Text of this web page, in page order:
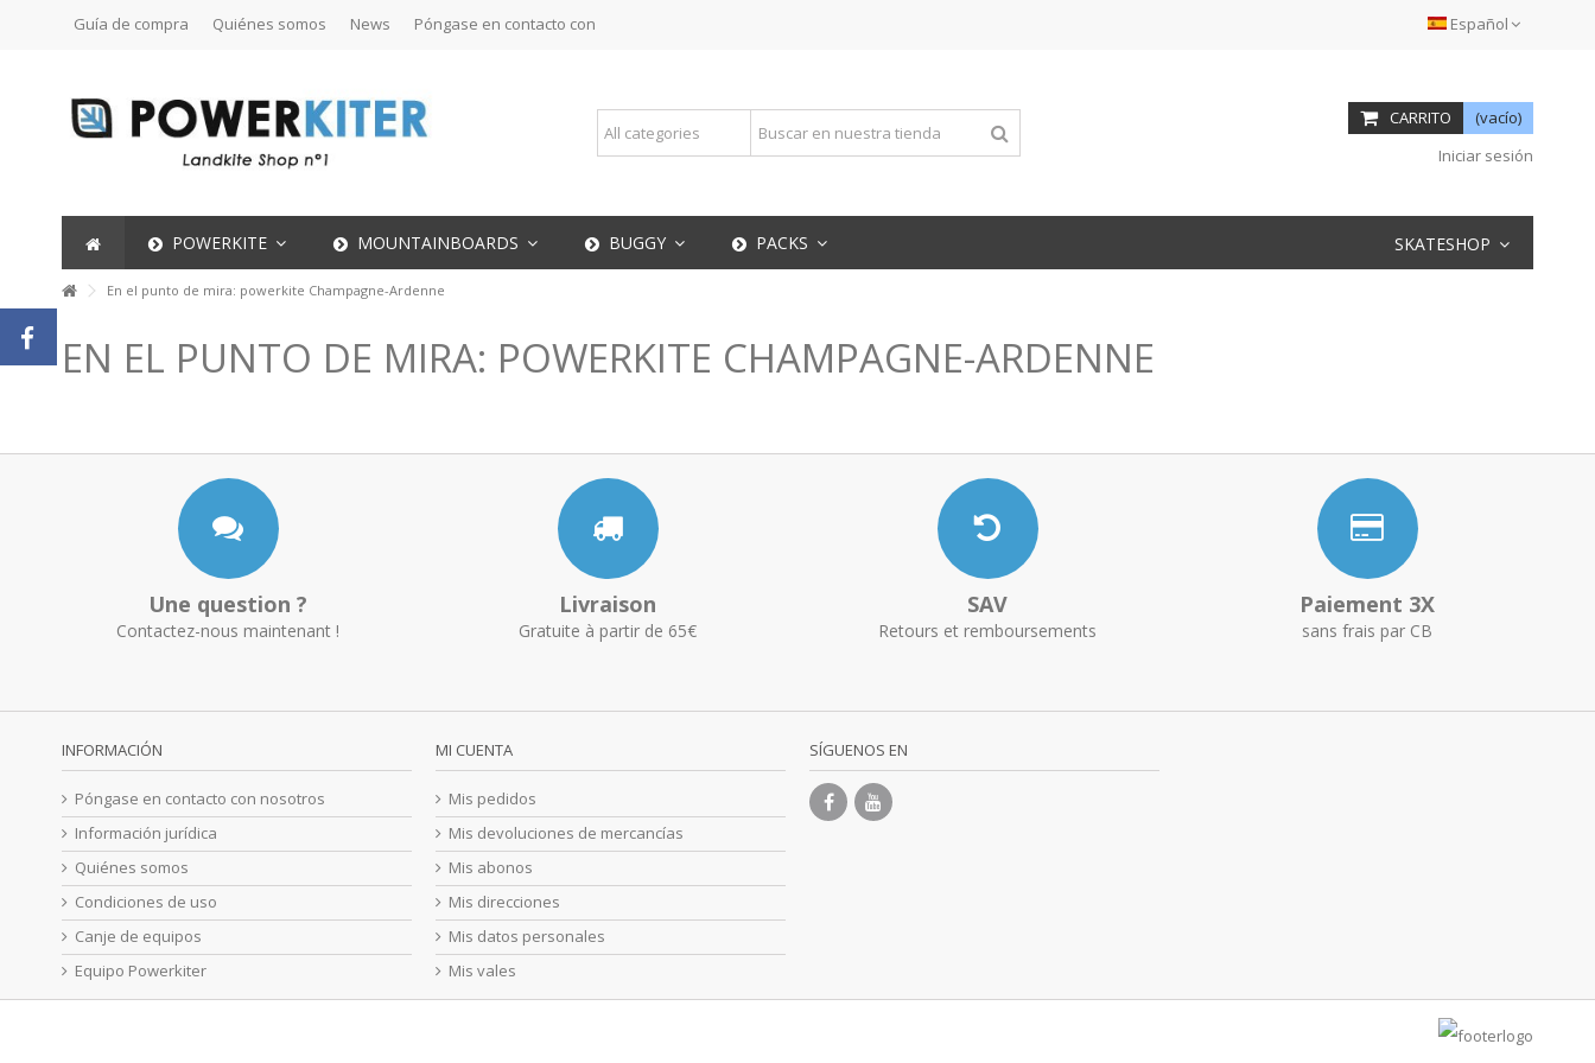
Español
Guía de compra Quiénes somos News Póngase en contacto con
CARRITO
(vacío)
Iniciar sesión
POWERKITE MOUNTAINBOARDS BUGGY PACKS SKATESHOP
En el punto de mira: powerkite Champagne-Ardenne
EN EL PUNTO DE MIRA: POWERKITE CHAMPAGNE-ARDENNE
Une question ?
Contactez-nous maintenant !
Livraison
Gratuite à partir de 65€
SAV
Retours et remboursements
Paiement 3X
sans frais par CB
INFORMACIÓN
Póngase en contacto con nosotros
Información jurídica
Quiénes somos
Condiciones de uso
Canje de equipos
Equipo Powerkiter
MI CUENTA
Mis pedidos
Mis devoluciones de mercancías
Mis abonos
Mis direcciones
Mis datos personales
Mis vales
SÍGUENOS EN